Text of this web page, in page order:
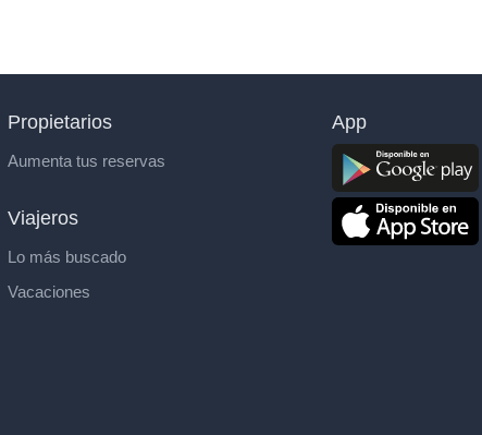
Propietarios
Aumenta tus reservas
Viajeros
Lo más buscado
Vacaciones
App